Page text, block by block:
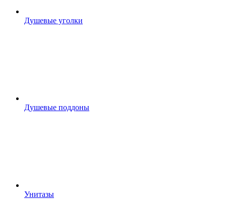
Душевые уголки
Душевые поддоны
Унитазы